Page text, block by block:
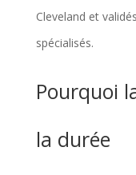
Cleveland et
spécialisés.
Pourquoi
la durée